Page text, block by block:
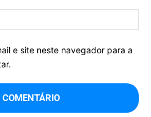
e site neste navegador para a